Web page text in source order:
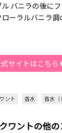
バニラの後に
ーラルバニラ
サイトはこちら
ント 香水 香水（
ワントの他の